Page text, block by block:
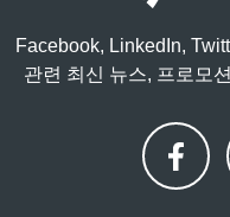
Facebook, LinkedIn,
관련 최신 뉴스, 프로모